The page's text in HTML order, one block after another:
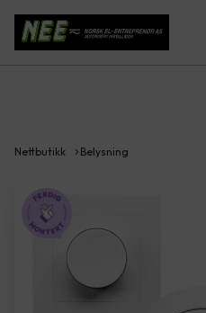
Nettbutikk Belysning